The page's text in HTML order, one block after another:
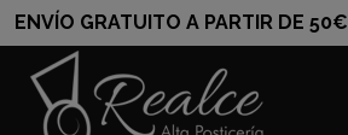
ENVÍO GRATUITO A PARTIR DE 50€